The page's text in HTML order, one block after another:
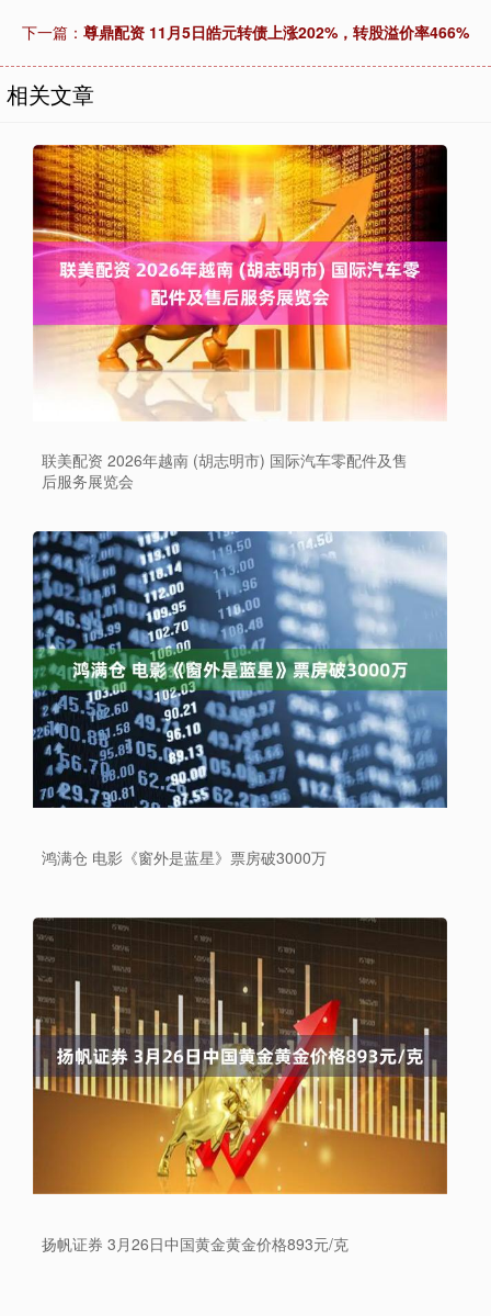
下一篇： 尊鼎配资 11月5日皓元转债上涨202%，转股溢价率466%
相关文章
联美配资 2026年越南 (胡志明市) 国际汽车零配件及售
后服务展览会
鸿满仓 电影《窗外是蓝星》票房破3000万
扬帆证券 3月26日中国黄金黄金价格893元/克